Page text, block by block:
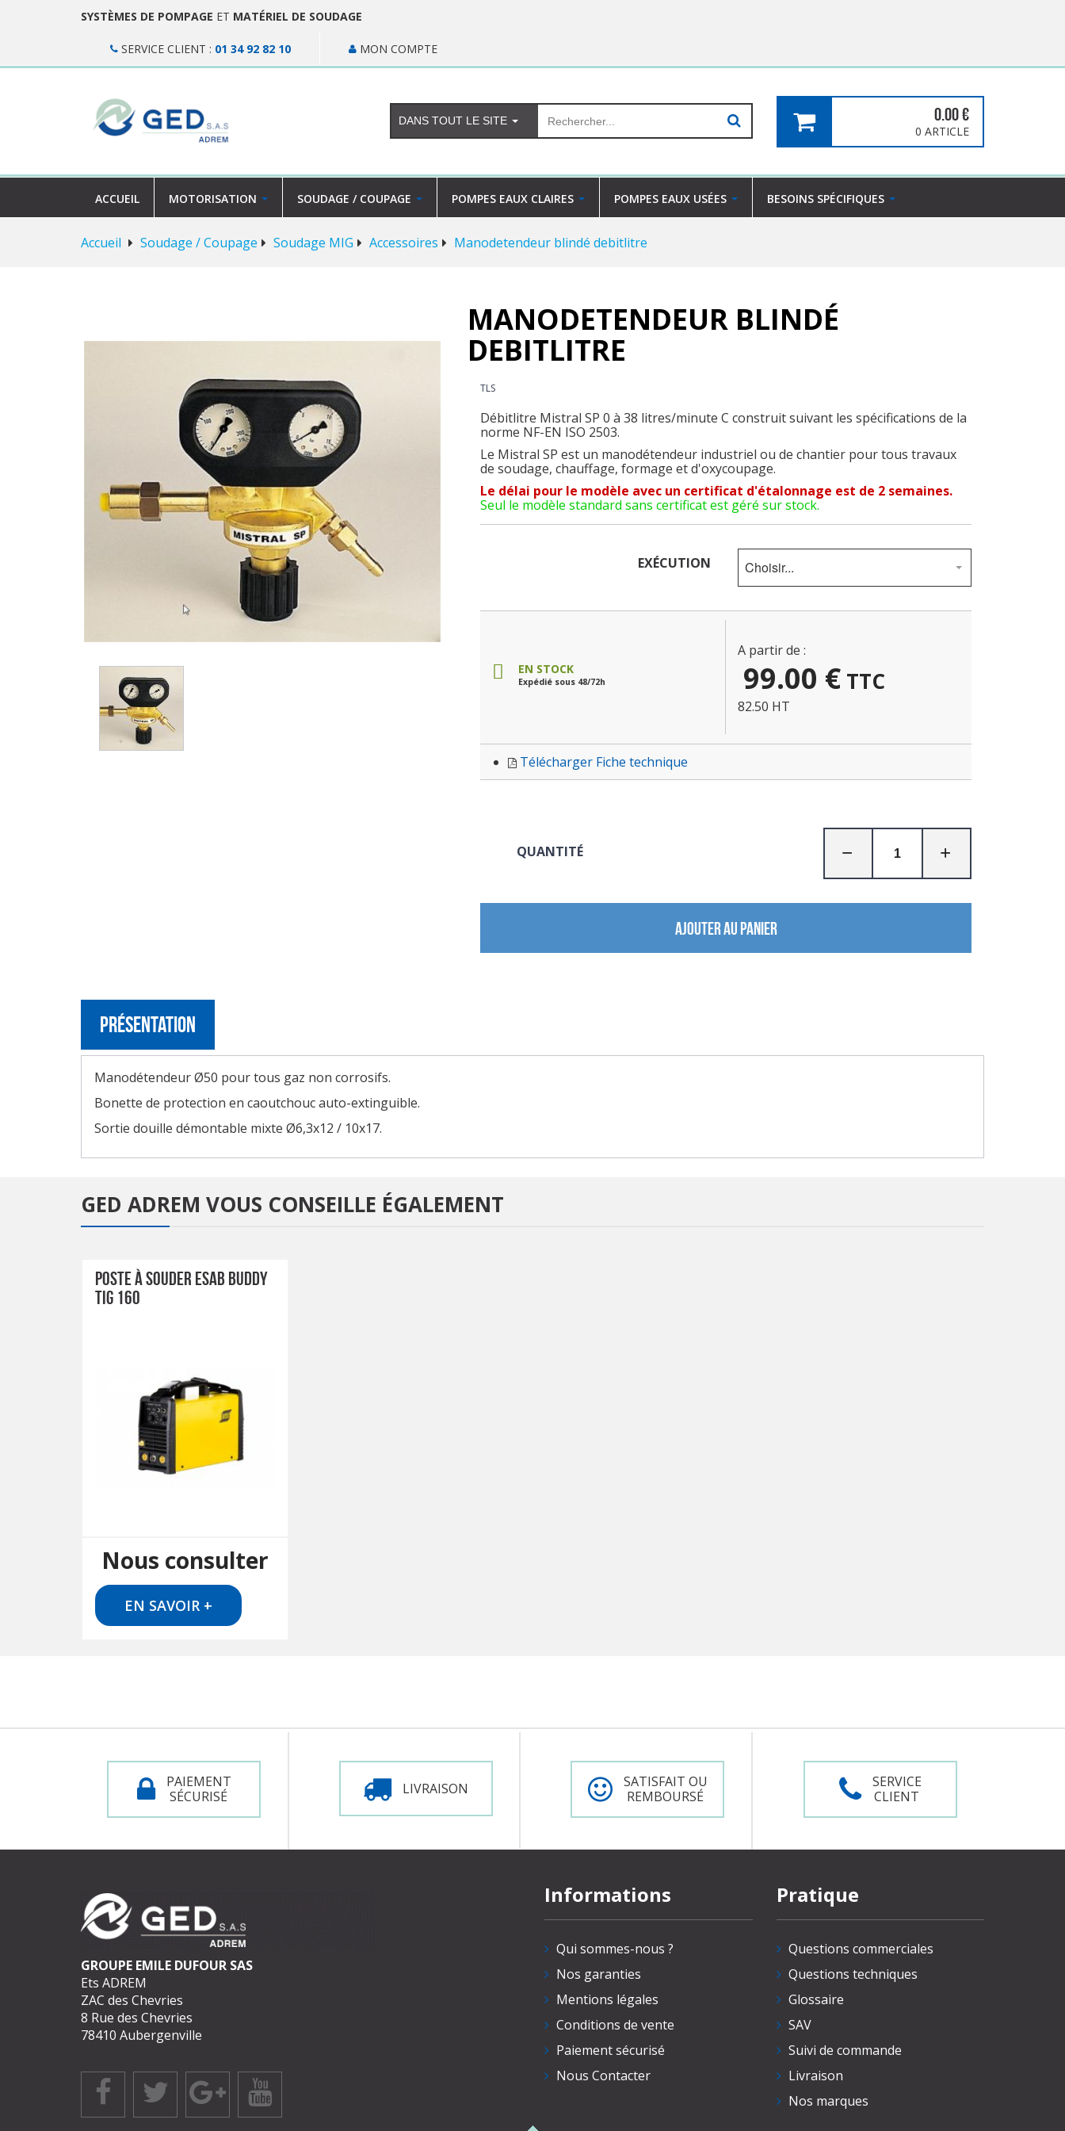
SYSTÈMES DE POMPAGE ET MATÉRIEL DE SOUDAGE
SERVICE CLIENT : 01 34 92 82 10 MON COMPTE
0.00€
0 ARTICLE
DANS TOUT LE SITE
ACCUEIL MOTORISATION SOUDAGE / COUPAGE POMPES EAUX CLAIRES POMPES EAUX USÉES BESOINS SPÉCIFIQUES
Accueil Soudage / Coupage Soudage MIG Accessoires Manodetendeur blindé debitlitre
MANODETENDEUR BLINDÉ
DEBITLITRE
TLS
Débitlitre Mistral SP 0 à 38 litres/minute C construit suivant les spécifications de la
norme NF-EN ISO 2503.
Le Mistral SP est un manodétendeur industriel ou de chantier pour tous travaux
de soudage, chauffage, formage et d'oxycoupage.
Le délai pour le modèle avec un certificat d'étalonnage est de 2 semaines.
Seul le modèle standard sans certificat est géré sur stock.
EXÉCUTION Choisir...
EN STOCK
Expédié sous 48/72h
A partir de :
99.00 € TTC
82.50 HT
Télécharger Fiche technique
QUANTITÉ
AJOUTER AU PANIER
Présentation
Manodétendeur Ø50 pour tous gaz non corrosifs.
Bonette de protection en caoutchouc auto-extinguible.
Sortie douille démontable mixte Ø6,3x12 / 10x17.
GED ADREM VOUS CONSEILLE ÉGALEMENT
POSTE À SOUDER ESAB BUDDY
TIG 160
Nous consulter
EN SAVOIR +
PAIEMENT
SÉCURISÉ
LIVRAISON
SATISFAIT OU
REMBOURSÉ
SERVICE
CLIENT
GROUPE EMILE DUFOUR SAS
Ets ADREM
ZAC des Chevries
8 Rue des Chevries
78410 Aubergenville
Informations
Qui sommes-nous ?
Nos garanties
Mentions légales
Conditions de vente
Paiement sécurisé
Nous Contacter
Pratique
Questions commerciales
Questions techniques
Glossaire
SAV
Suivi de commande
Livraison
Nos marques